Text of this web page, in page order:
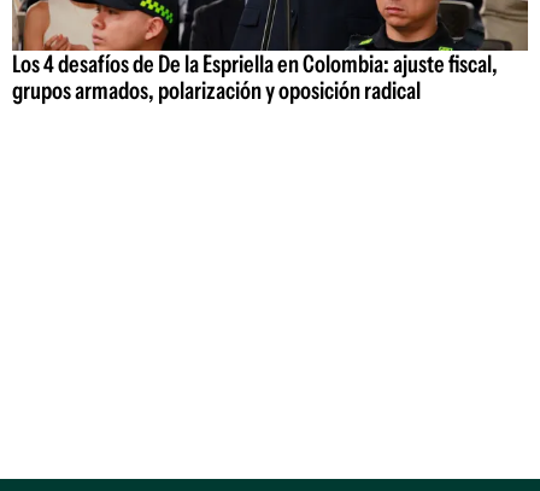
Los 4 desafíos de De la Espriella en Colombia: ajuste fiscal,
grupos armados, polarización y oposición radical